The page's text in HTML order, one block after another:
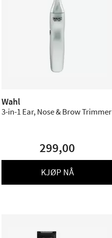
Wahl
3-in-1 Ear, Nose & Brow Trimmer
299,00
KJØP NÅ